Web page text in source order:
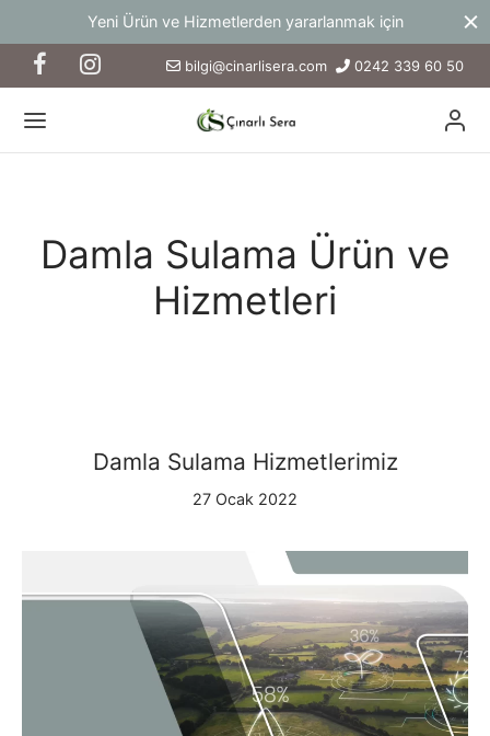
Yeni Ürün ve Hizmetlerden yararlanmak için
bilgi@cinarlisera.com 0242 339 60 50
Damla Sulama Ürün ve
Hizmetleri
Damla Sulama Hizmetlerimiz
27 Ocak 2022